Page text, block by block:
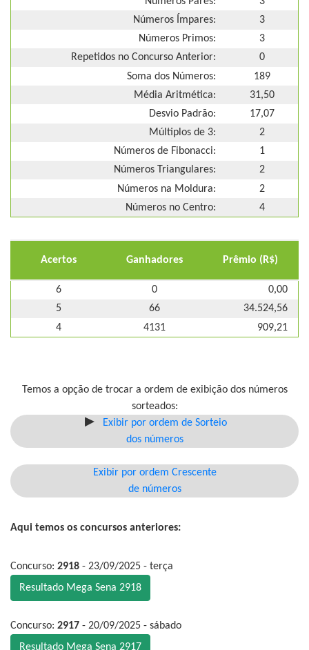
Números Ímpares:
3
Números Primos:
3
Repetidos no Concurso Anterior:
0
Soma dos Números:
189
Média Aritmética:
31,50
Desvio Padrão:
17,07
Múltiplos de 3:
2
Números de Fibonacci:
1
Números Triangulares:
2
Números na Moldura:
2
Números no Centro:
4
Acertos Ganhadores Prêmio (R$)
6 0
0,00
5
66
34.524,56
4
4131 909,21
Temos a opção de trocar a ordem de exibição dos números
sorteados:
Exibir por ordem de Sorteio
dos números
Exibir por ordem Crescente
de números
Aqui temos os concursos anteriores:
Concurso: 2918 - 23/09/2025 - terça
Resultado Mega Sena 2918
Concurso: 2917 - 20/09/2025 - sábado
Resultado Mega Sena 2917